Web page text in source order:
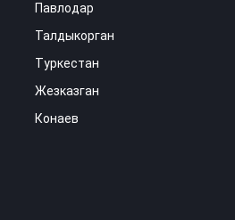
Павлодар
Талдыкорган
Туркестан
Жезказган
Конаев